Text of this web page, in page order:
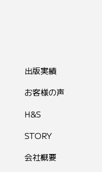
出版実績
お客様の声
H&S
STORY
会社概要